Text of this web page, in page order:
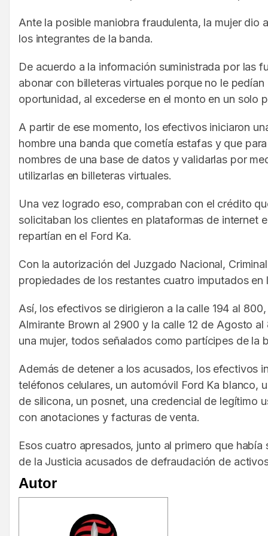
Ante la posible maniobra fraudulenta, la mujer
los integrantes de la banda.
De acuerdo a la información suministrada por las
abonar con billeteras virtuales porque no le
oportunidad, al excederse en el monto en un solo
A partir de ese momento, los efectivos iniciaron
hombre una banda que cometía estafas y que
nombres de una base de datos y validarlas por
utilizarlas en billeteras virtuales.
Una vez logrado eso, compraban con el crédito
solicitaban los clientes en plataformas de internet
repartían en el Ford Ka.
Con la autorización del Juzgado Nacional,
propiedades de los restantes cuatro imputados
Así, los efectivos se dirigieron a la calle 194 al
Almirante Brown al 2900 y la calle 12 de Agosto
una mujer, todos señalados como partícipes de la
Además de detener a los acusados, los efectivos
teléfonos celulares, un automóvil Ford Ka blanco,
de silicona, un posnet, una credencial de legítimo
con anotaciones y facturas de venta.
Esos cuatro apresados, junto al primero que
de la Justicia acusados de defraudación de
Autor